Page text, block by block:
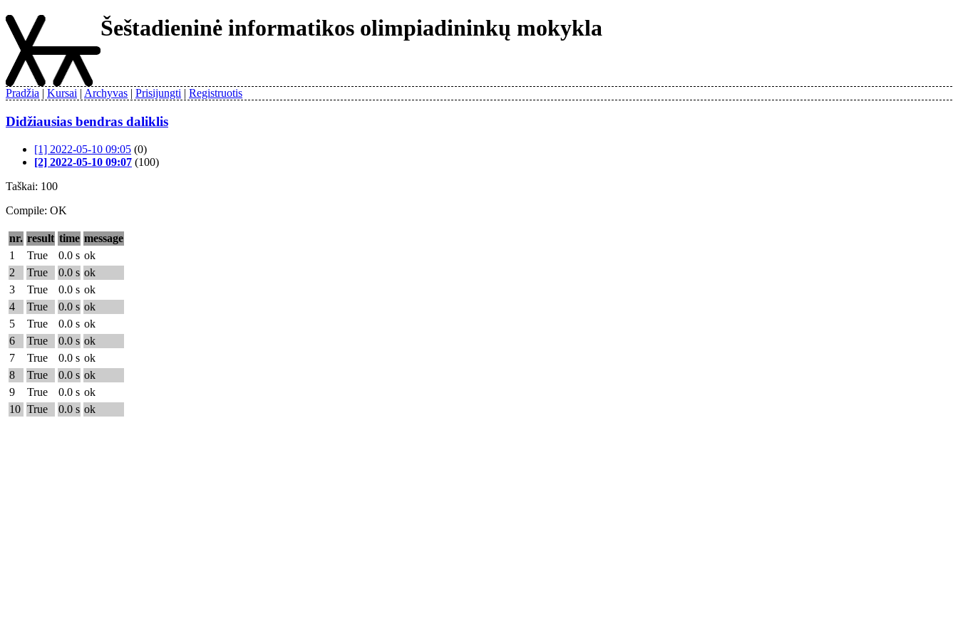
Šeštadieninė informatikos olimpiadininkų mokykla
Pradžia Kursai Archyvas Prisijungti Registruotis
Didžiausias bendras daliklis
[1] 2022-05-10 09:05 (0)
[2] 2022-05-10 09:07 (100)
Taškai: 100
Compile: OK
nr. result time message
1
True 0.0 s ok
2
True 0.0 s ok
3
True 0.0 s ok
4
True 0.0 s ok
5
True 0.0 s ok
6
True 0.0 s ok
7
True 0.0 s ok
8
True 0.0 s ok
9
True 0.0 s ok
10 True 0.0 s ok